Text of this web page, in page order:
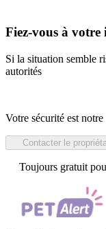
Fiez-vous à votre
Si la situation semble
autorités
Votre sécurité est
Contacter le
Toujours gratuit